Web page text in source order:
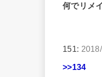
何でリメ
151:
>>134